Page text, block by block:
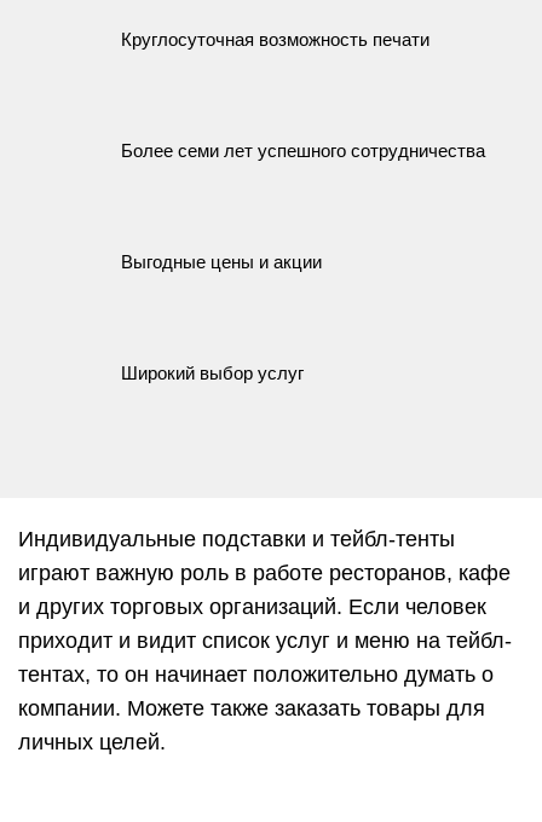
Круглосуточная возможность печати
Более семи лет успешного сотрудничества
Выгодные цены и акции
Широкий выбор услуг
Индивидуальные подставки и тейбл-тенты
играют важную роль в работе ресторанов, кафе
и других торговых организаций. Если человек
приходит и видит список услуг и меню на тейбл-
тентах, то он начинает положительно думать о
компании. Можете также заказать товары для
личных целей.